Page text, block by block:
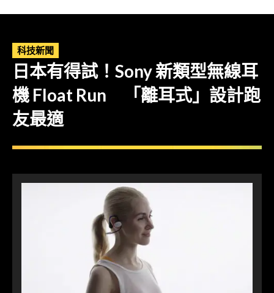
科技新聞
日本有得試！Sony 新類型無線耳
機 Float Run 「離耳式」設計跑
友最適